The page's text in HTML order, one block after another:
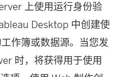
上使用运行身份验
Desktop 中创建使
作簿或数据源。当您发
时，将获得用于使用